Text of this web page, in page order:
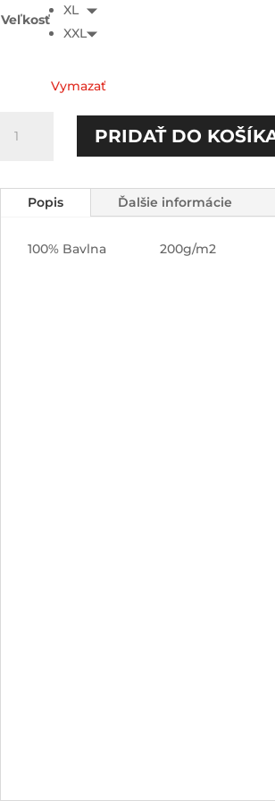
Veľkosť
XL
XXL
Vymazať
Waste
PRIDAŤ DO
Popis Ďalšie informácie
100% Bavlna 200g/m2